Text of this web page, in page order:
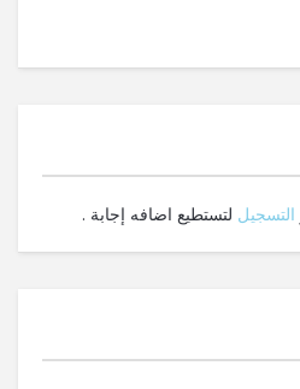
التسجيل لتستطيع اضافه إجابة .